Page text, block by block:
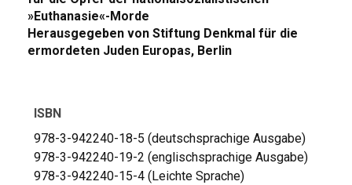
»Euthanasie«-Morde
Herausgegeben von Stiftung Denkmal für die
ermordeten Juden Europas, Berlin
ISBN
978-3-942240-18-5 (deutschsprachige Ausgabe)
978-3-942240-19-2 (englischsprachige Ausgabe)
978-3-942240-15-4 (Leichte Sprache)